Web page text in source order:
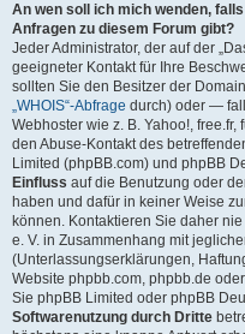
An wen soll ich mich wenden,
Anfragen zu diesem Forum gibt?
Jeder Administrator, der auf der
geeigneter Kontakt für Ihre
sollten Sie den Besitzer der
„WHOIS“-Abfrage durch) oder —
Webhoster wie z. B. Yahoo!,
den Abuse-Kontakt des
Limited (phpBB.com) und phpBB
Einfluss auf die Benutzung oder
haben und dafür in keiner Weise
können. Kontaktieren Sie daher
e. V. in Zusammenhang mit
(Unterlassungserklärungen,
Website phpbb.com, phpbb.de
Sie phpBB Limited oder phpBB
Softwarenutzung durch Dritte